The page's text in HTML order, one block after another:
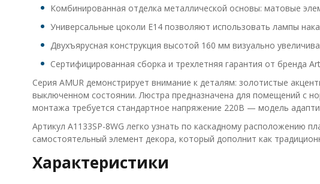
Комбинированная отделка металлической основы: матовые
Универсальные цоколи E14 позволяют использовать лампы
Двухъярусная конструкция высотой 160 мм визуально
Сертифицированная сборка и трехлетняя гарантия от бренда
Серия AMUR демонстрирует внимание к деталям: золотистые
выключенном состоянии. Люстра предназначена для помещений с
монтажа требуется стандартное напряжение 220В — модель
Артикул A1133SP-8WG легко узнать по каскадному
самостоятельный элемент декора, который дополнит как
Характеристики